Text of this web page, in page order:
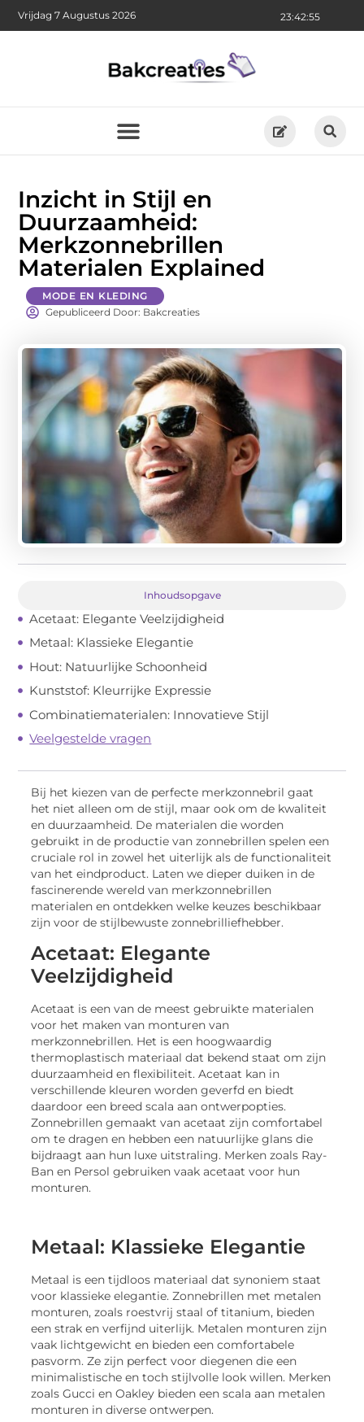
23:42:55
Vrijdag 7 Augustus 2026
Inzicht in Stijl en
Duurzaamheid:
Merkzonnebrillen
Materialen Explained
MODE EN KLEDING
Gepubliceerd Door: Bakcreaties
Inhoudsopgave
Acetaat: Elegante Veelzijdigheid
Metaal: Klassieke Elegantie
Hout: Natuurlijke Schoonheid
Kunststof: Kleurrijke Expressie
Combinatiematerialen: Innovatieve Stijl
Veelgestelde vragen
Bij het kiezen van de perfecte merkzonnebril gaat
het niet alleen om de stijl, maar ook om de kwaliteit
en duurzaamheid. De materialen die worden
gebruikt in de productie van zonnebrillen spelen een
cruciale rol in zowel het uiterlijk als de functionaliteit
van het eindproduct. Laten we dieper duiken in de
fascinerende wereld van merkzonnebrillen
materialen en ontdekken welke keuzes beschikbaar
zijn voor de stijlbewuste zonnebrilliefhebber.
Acetaat: Elegante
Veelzijdigheid
Acetaat is een van de meest gebruikte materialen
voor het maken van monturen van
merkzonnebrillen. Het is een hoogwaardig
thermoplastisch materiaal dat bekend staat om zijn
duurzaamheid en flexibiliteit. Acetaat kan in
verschillende kleuren worden geverfd en biedt
daardoor een breed scala aan ontwerpopties.
Zonnebrillen gemaakt van acetaat zijn comfortabel
om te dragen en hebben een natuurlijke glans die
bijdraagt aan hun luxe uitstraling. Merken zoals Ray-
Ban en Persol gebruiken vaak acetaat voor hun
monturen.
Metaal: Klassieke Elegantie
Metaal is een tijdloos materiaal dat synoniem staat
voor klassieke elegantie. Zonnebrillen met metalen
monturen, zoals roestvrij staal of titanium, bieden
een strak en verfijnd uiterlijk. Metalen monturen zijn
vaak lichtgewicht en bieden een comfortabele
pasvorm. Ze zijn perfect voor diegenen die een
minimalistische en toch stijlvolle look willen. Merken
zoals Gucci en Oakley bieden een scala aan metalen
monturen in diverse ontwerpen.